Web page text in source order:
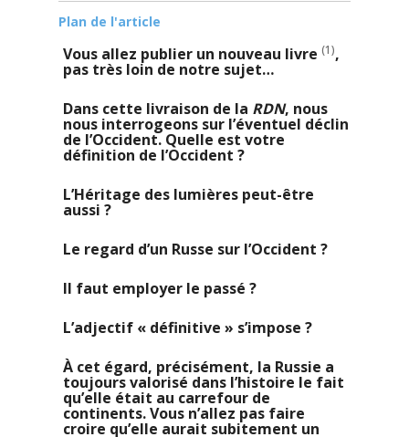
Plan de l'article
Vous allez publier un nouveau livre (1),
pas très loin de notre sujet…
Dans cette livraison de la RDN, nous
nous interrogeons sur l’éventuel déclin
de l’Occident. Quelle est votre
définition de l’Occident ?
L’Héritage des lumières peut-être
aussi ?
Le regard d’un Russe sur l’Occident ?
Il faut employer le passé ?
L’adjectif « définitive » s’impose ?
À cet égard, précisément, la Russie a
toujours valorisé dans l’histoire le fait
qu’elle était au carrefour de
continents. Vous n’allez pas faire
croire qu’elle aurait subitement un